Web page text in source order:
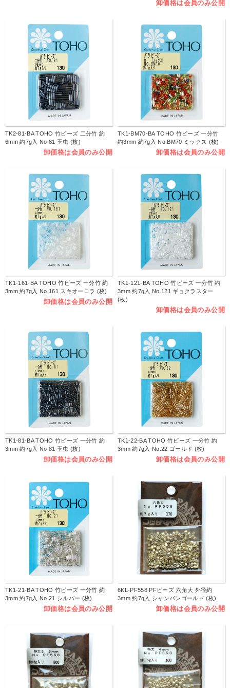
卸価格は会員のみ公開
TK2-81-BA TOHO 竹ビーズ 二分竹 約
6mm 約7g入 No.81 玉虫 (枚)
卸価格は会員のみ公開
TK1-BM70-BA TOHO 竹ビーズ 一分竹
約3mm 約7g入 No.BM70 ミックス (枚)
卸価格は会員のみ公開
TK1-161-BA TOHO 竹ビーズ 一分竹 約
3mm 約7g入 No.161 スキオーロラ (枚)
卸価格は会員のみ公開
TK1-121-BA TOHO 竹ビーズ 一分竹 約
3mm 約7g入 No.121 ギョクラスター
(枚)
卸価格は会員のみ公開
TK1-81-BA TOHO 竹ビーズ 一分竹 約
3mm 約7g入 No.81 玉虫 (枚)
卸価格は会員のみ公開
TK1-22-BA TOHO 竹ビーズ 一分竹 約
3mm 約7g入 No.22 ゴールド (枚)
卸価格は会員のみ公開
TK1-21-BA TOHO 竹ビーズ 一分竹 約
3mm 約7g入 No.21 シルバー (枚)
卸価格は会員のみ公開
6KL-PF558 PFビーズ 六角大 外径約
3mm 約7g入 シャンパンゴールド (枚)
卸価格は会員のみ公開